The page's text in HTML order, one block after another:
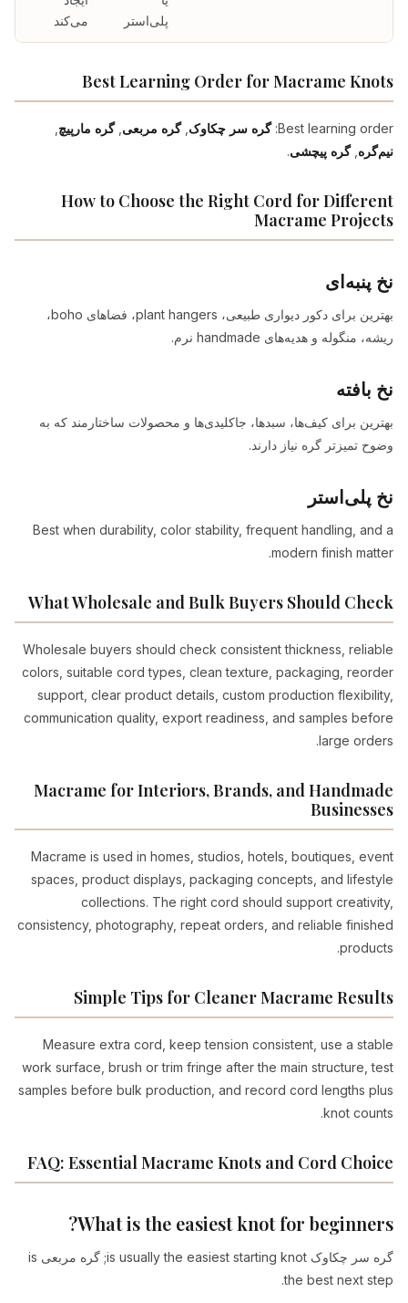
پلی‌استر
می‌کند
Best Learning Order for Macrame Knots
Best learning order: گره سر چکاوک ,گره مربعی ,گره مارپیچ
نیم‌گره ,گره پیچشی.
How to Choose the Right Cord for Different
Macrame Projects
نخ پنبه‌ای
بهترین برای دکور دیواری طبیعی، plant hangers، فضاهای boho،
ریشه، منگوله و هدیه‌های handmade نرم.
نخ بافته
بهترین برای کیف‌ها، سبدها، جاکلیدی‌ها و محصولات ساختارمند که به
وضوح تمیزتر گره نیاز دارند.
نخ پلی‌استر
Best when durability, color stability, frequent handling, and a
modern finish matter.
What Wholesale and Bulk Buyers Should Check
Wholesale buyers should check consistent thickness, reliable
colors, suitable cord types, clean texture, packaging, reorder
support, clear product details, custom production flexibility,
communication quality, export readiness, and samples before
large orders.
Macrame for Interiors, Brands, and Handmade
Businesses
Macrame is used in homes, studios, hotels, boutiques, event
spaces, product displays, packaging concepts, and lifestyle
collections. The right cord should support creativity,
consistency, photography, repeat orders, and reliable finished
products.
Simple Tips for Cleaner Macrame Results
Measure extra cord, keep tension consistent, use a stable
work surface, brush or trim fringe after the main structure, test
samples before bulk production, and record cord lengths plus
knot counts.
FAQ: Essential Macrame Knots and Cord Choice
What is the easiest knot for beginners?
گره سر چکاوک is usually the easiest starting knot; گره مربعی is
the best next step.